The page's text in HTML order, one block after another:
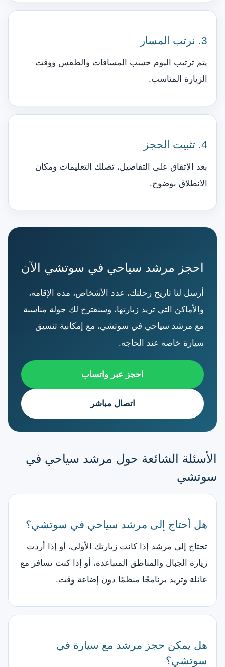
3. نرتب المسار
يتم ترتيب اليوم حسب المسافات والطقس ووقت
الزيارة المناسب.
4. تثبيت الحجز
بعد الاتفاق على التفاصيل، تصلك التعليمات ومكان
الانطلاق بوضوح.
احجز مرشد سياحي في سوتشي الآن
أرسل لنا تاريخ رحلتك، عدد الأشخاص، مدة الإقامة،
والأماكن التي تريد زيارتها، وسنقترح لك جولة مناسبة
مع مرشد سياحي في سوتشي، مع إمكانية تنسيق
سيارة خاصة عند الحاجة.
احجز عبر واتساب
اتصال مباشر
الأسئلة الشائعة حول مرشد سياحي في
سوتشي
هل أحتاج إلى مرشد سياحي في سوتشي؟
تحتاج إلى مرشد إذا كانت زيارتك الأولى، أو إذا أردت
زيارة الجبال والمناطق المتباعدة، أو إذا كنت تسافر مع
عائلة وتريد برنامجًا منظمًا دون إضاعة وقت.
هل يمكن حجز مرشد مع سيارة في
سوتشي؟